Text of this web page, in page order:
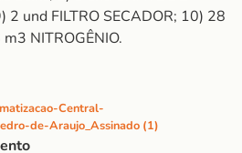
2 und FILTRO SECADOR; 10) 28
NITROGÊNIO.
Central-
de-Araujo_Assinado (1)